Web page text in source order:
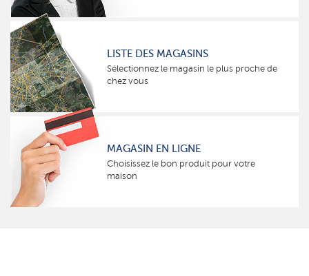
LISTE DES MAGASINS
Sélectionnez le magasin le plus proche de
chez vous
MAGASIN EN LIGNE
Choisissez le bon produit pour votre
maison